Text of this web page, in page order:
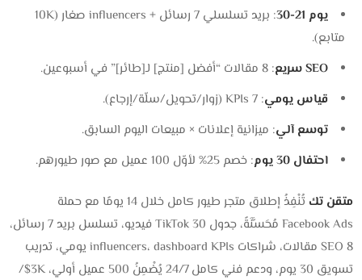
يوم 21-30
: بريد تسلسلي 7 رسائل + influencers صغار (10K
متابع).
SEO سريع
: 8 مقالات “أفضل [منتج] لـ[طائر]” في أسبوعين.
قياس يومي: 7 KPIs (زوار/تحويل/سلّة/إرجاع).
توسع آلي: ميزانية إعلانات × مبيعات اليوم السابق.
احتفال 30 يوم
: خصم 25% لأوّل 100 عميل مع صور طيورهم.
متقن تك
تُنْفِذُ إطلاق متجر طيور كامل خلال 14 يومًا مع حملة
Facebook Ads مُحَسَّنَةً، جدول TikTok 30 فيديو، تسلسل بريد 7 رسائل،
SEO 8 مقالات، شراكات influencers، dashboard KPIs يومي، تدريب
تسويق 30 يوم، ودعم فني كامل 24/7 يُضْمِنُ 500 عميل أولي، 3K$/